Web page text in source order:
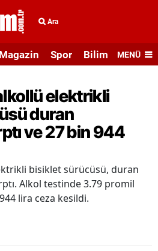
Ara
Magazin Spor Bilim veMENÜ
elektrikli
duran
ve 27 bin 944
bisiklet sürücüsü, duran
Alkol testinde 3.79 promil
lira ceza kesildi.